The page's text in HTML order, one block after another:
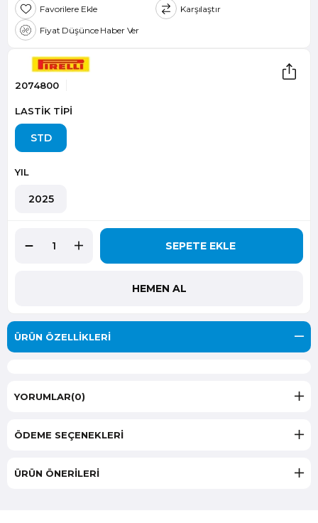
Favorilere Ekle
Karşılaştır
Fiyat Düşünce Haber Ver
2074800
LASTİK TİPİ
STD
YIL
2025
ÜRÜN ÖZELLIKLERI
YORUMLAR(0)
ÖDEME SEÇENEKLERI
ÜRÜN ÖNERILERI